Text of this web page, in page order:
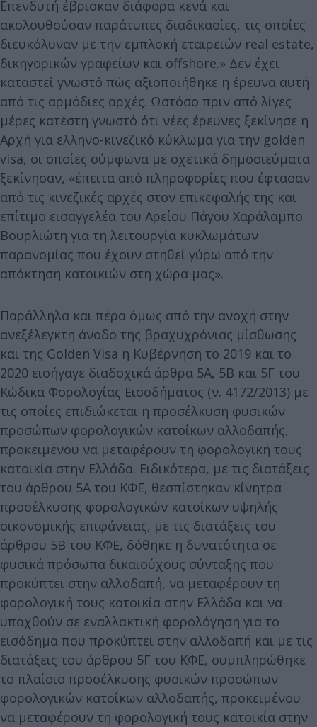
Επενδυτή έβρισκαν διάφορα κενά και
ακολουθούσαν παράτυπες διαδικασίες, τις οποίες
διευκόλυναν με την εμπλοκή εταιρειών real estate,
δικηγορικών γραφείων και offshore.» Δεν έχει
καταστεί γνωστό πώς αξιοποιήθηκε η έρευνα αυτή
από τις αρμόδιες αρχές. Ωστόσο πριν από λίγες
μέρες κατέστη γνωστό ότι νέες έρευνες ξεκίνησε η
Αρχή για ελληνο-κινεζικό κύκλωμα για την golden
visa, οι οποίες σύμφωνα με σχετικά δημοσιεύματα
ξεκίνησαν, «έπειτα από πληροφορίες που έφτασαν
από τις κινεζικές αρχές στον επικεφαλής της και
επίτιμο εισαγγελέα του Αρείου Πάγου Χαράλαμπο
Βουρλιώτη για τη λειτουργία κυκλωμάτων
παρανομίας που έχουν στηθεί γύρω από την
απόκτηση κατοικιών στη χώρα μας».
Παράλληλα και πέρα όμως από την ανοχή στην
ανεξέλεγκτη άνοδο της βραχυχρόνιας μίσθωσης
και της Golden Visa η Κυβέρνηση το 2019 και το
2020 εισήγαγε διαδοχικά άρθρα 5Α, 5Β και 5Γ του
Κώδικα Φορολογίας Εισοδήματος (ν. 4172/2013) με
τις οποίες επιδιώκεται η προσέλκυση φυσικών
προσώπων φορολογικών κατοίκων αλλοδαπής,
προκειμένου να μεταφέρουν τη φορολογική τους
κατοικία στην Ελλάδα. Ειδικότερα, με τις διατάξεις
του άρθρου 5Α του ΚΦΕ, θεσπίστηκαν κίνητρα
προσέλκυσης φορολογικών κατοίκων υψηλής
οικονομικής επιφάνειας, με τις διατάξεις του
άρθρου 5Β του ΚΦΕ, δόθηκε η δυνατότητα σε
φυσικά πρόσωπα δικαιούχους σύνταξης που
προκύπτει στην αλλοδαπή, να μεταφέρουν τη
φορολογική τους κατοικία στην Ελλάδα και να
υπαχθούν σε εναλλακτική φορολόγηση για το
εισόδημα που προκύπτει στην αλλοδαπή και με τις
διατάξεις του άρθρου 5Γ του ΚΦΕ, συμπληρώθηκε
το πλαίσιο προσέλκυσης φυσικών προσώπων
φορολογικών κατοίκων αλλοδαπής, προκειμένου
να μεταφέρουν τη φορολογική τους κατοικία στην